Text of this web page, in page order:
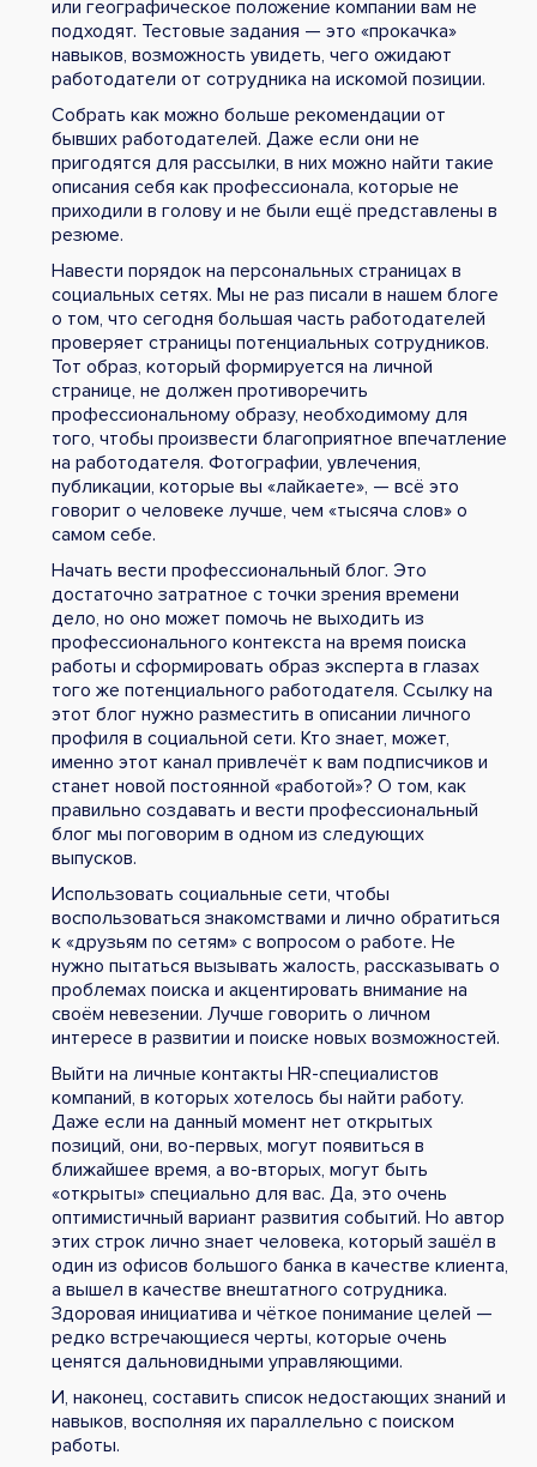
или географическое положение компании вам не
подходят. Тестовые задания — это «прокачка»
навыков, возможность увидеть, чего ожидают
работодатели от сотрудника на искомой позиции.
Собрать как можно больше рекомендации от
бывших работодателей. Даже если они не
пригодятся для рассылки, в них можно найти такие
описания себя как профессионала, которые не
приходили в голову и не были ещё представлены в
резюме.
Навести порядок на персональных страницах в
социальных сетях. Мы не раз писали в нашем блоге
о том, что сегодня большая часть работодателей
проверяет страницы потенциальных сотрудников.
Тот образ, который формируется на личной
странице, не должен противоречить
профессиональному образу, необходимому для
того, чтобы произвести благоприятное впечатление
на работодателя. Фотографии, увлечения,
публикации, которые вы «лайкаете», — всё это
говорит о человеке лучше, чем «тысяча слов» о
самом себе.
Начать вести профессиональный блог. Это
достаточно затратное с точки зрения времени
дело, но оно может помочь не выходить из
профессионального контекста на время поиска
работы и сформировать образ эксперта в глазах
того же потенциального работодателя. Ссылку на
этот блог нужно разместить в описании личного
профиля в социальной сети. Кто знает, может,
именно этот канал привлечёт к вам подписчиков и
станет новой постоянной «работой»? О том, как
правильно создавать и вести профессиональный
блог мы поговорим в одном из следующих
выпусков.
Использовать социальные сети, чтобы
воспользоваться знакомствами и лично обратиться
к «друзьям по сетям» с вопросом о работе. Не
нужно пытаться вызывать жалость, рассказывать о
проблемах поиска и акцентировать внимание на
своём невезении. Лучше говорить о личном
интересе в развитии и поиске новых возможностей.
Выйти на личные контакты HR-специалистов
компаний, в которых хотелось бы найти работу.
Даже если на данный момент нет открытых
позиций, они, во-первых, могут появиться в
ближайшее время, а во-вторых, могут быть
«открыты» специально для вас. Да, это очень
оптимистичный вариант развития событий. Но автор
этих строк лично знает человека, который зашёл в
один из офисов большого банка в качестве клиента,
а вышел в качестве внештатного сотрудника.
Здоровая инициатива и чёткое понимание целей —
редко встречающиеся черты, которые очень
ценятся дальновидными управляющими.
И, наконец, составить список недостающих знаний и
навыков, восполняя их параллельно с поиском
работы.